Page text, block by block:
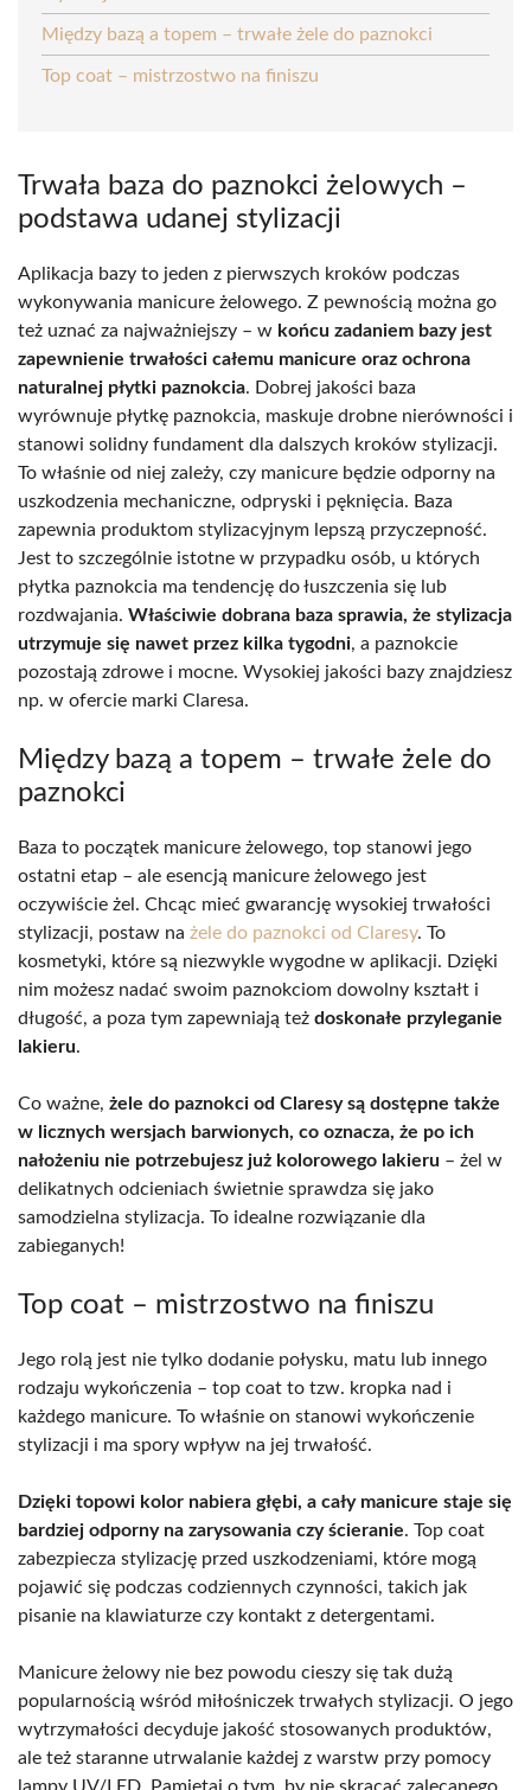
Między bazą a topem – trwałe żele do paznokci
Top coat – mistrzostwo na finiszu
Trwała baza do paznokci żelowych –
podstawa udanej stylizacji
Aplikacja bazy to jeden z pierwszych kroków podczas
wykonywania manicure żelowego. Z pewnością można go
też uznać za najważniejszy – w końcu zadaniem bazy jest
zapewnienie trwałości całemu manicure oraz ochrona
naturalnej płytki paznokcia. Dobrej jakości baza
wyrównuje płytkę paznokcia, maskuje drobne nierówności i
stanowi solidny fundament dla dalszych kroków stylizacji.
To właśnie od niej zależy, czy manicure będzie odporny na
uszkodzenia mechaniczne, odpryski i pęknięcia. Baza
zapewnia produktom stylizacyjnym lepszą przyczepność.
Jest to szczególnie istotne w przypadku osób, u których
płytka paznokcia ma tendencję do łuszczenia się lub
rozdwajania. Właściwie dobrana baza sprawia, że stylizacja
utrzymuje się nawet przez kilka tygodni, a paznokcie
pozostają zdrowe i mocne. Wysokiej jakości bazy znajdziesz
np. w ofercie marki Claresa.
Między bazą a topem – trwałe żele do
paznokci
Baza to początek manicure żelowego, top stanowi jego
ostatni etap – ale esencją manicure żelowego jest
oczywiście żel. Chcąc mieć gwarancję wysokiej trwałości
stylizacji, postaw na żele do paznokci od Claresy. To
kosmetyki, które są niezwykle wygodne w aplikacji. Dzięki
nim możesz nadać swoim paznokciom dowolny kształt i
długość, a poza tym zapewniają też doskonałe przyleganie
lakieru.
Co ważne, żele do paznokci od Claresy są dostępne także
w licznych wersjach barwionych, co oznacza, że po ich
nałożeniu nie potrzebujesz już kolorowego lakieru – żel w
delikatnych odcieniach świetnie sprawdza się jako
samodzielna stylizacja. To idealne rozwiązanie dla
zabieganych!
Top coat – mistrzostwo na finiszu
Jego rolą jest nie tylko dodanie połysku, matu lub innego
rodzaju wykończenia – top coat to tzw. kropka nad i
każdego manicure. To właśnie on stanowi wykończenie
stylizacji i ma spory wpływ na jej trwałość.
Dzięki topowi kolor nabiera głębi, a cały manicure staje się
bardziej odporny na zarysowania czy ścieranie. Top coat
zabezpiecza stylizację przed uszkodzeniami, które mogą
pojawić się podczas codziennych czynności, takich jak
pisanie na klawiaturze czy kontakt z detergentami.
Manicure żelowy nie bez powodu cieszy się tak dużą
popularnością wśród miłośniczek trwałych stylizacji. O jego
wytrzymałości decyduje jakość stosowanych produktów,
ale też staranne utrwalanie każdej z warstw przy pomocy